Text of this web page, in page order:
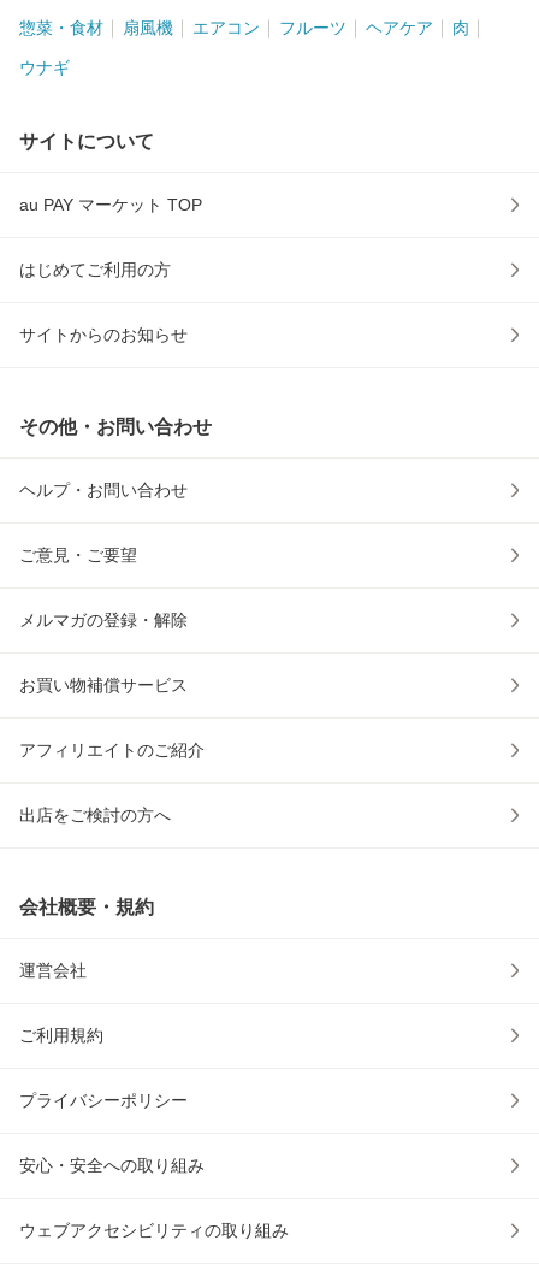
惣菜・食材 扇風機 エアコン フルーツ ヘアケア 肉
ウナギ
サイトについて
au PAY マーケット TOP
はじめてご利用の方
サイトからのお知らせ
その他・お問い合わせ
ヘルプ・お問い合わせ
ご意見・ご要望
メルマガの登録・解除
お買い物補償サービス
アフィリエイトのご紹介
出店をご検討の方へ
会社概要・規約
運営会社
ご利用規約
プライバシーポリシー
安心・安全への取り組み
ウェブアクセシビリティの取り組み